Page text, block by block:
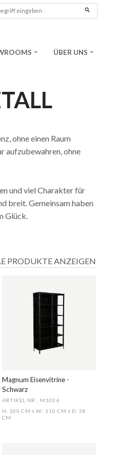
search
keyboard_arrow_down ÜBER UNS keyboard_arrow_down
ohne einen Raum
aufzubewahren, ohne
und viel Charakter für
breit. Gemeinsam haben
Glück.
PRODUKTE ANZEIGEN
Magnum Eisenvitrine -
Schwarz
ARTIKEL NR.: M1006
H: 200 CMX W: 110 CM X D: 38
CM